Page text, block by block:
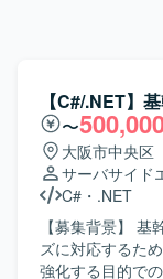
【C#/.NET】
〜
大阪市中央区
サーバサイド
C# ・ .NET
【募集背景】
ズに対応するた
強化する目的での募集とな